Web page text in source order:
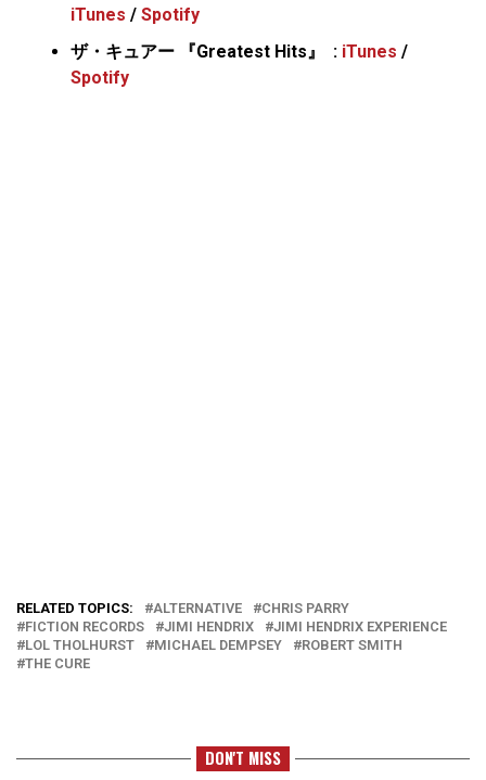
iTunes / Spotify
ザ・キュアー 『Greatest Hits』 : iTunes /
Spotify
RELATED TOPICS: ALTERNATIVE
CHRIS PARRY
FICTION RECORDS
JIMI HENDRIX
JIMI HENDRIX EXPERIENCE
LOL THOLHURST
MICHAEL DEMPSEY
ROBERT SMITH
THE CURE
DON'T MISS